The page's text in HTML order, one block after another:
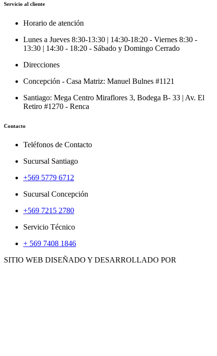
Servicio al cliente
Horario de atención
Lunes a Jueves 8:30-13:30 | 14:30-18:20 - Viernes 8:30 -
13:30 | 14:30 - 18:20 - Sábado y Domingo Cerrado
Direcciones
Concepción - Casa Matriz: Manuel Bulnes #1121
Santiago: Mega Centro Miraflores 3, Bodega B- 33 | Av. El
Retiro #1270 - Renca
Contacto
Teléfonos de Contacto
Sucursal Santiago
+569 5779 6712
Sucursal Concepción
+569 7215 2780
Servicio Técnico
+ 569 7408 1846
SITIO WEB DISEÑADO Y DESARROLLADO POR